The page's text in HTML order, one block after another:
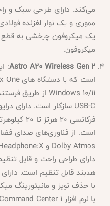
می‌کند. دارای طراحی سبک و
مموری و یک نوار لغزنده
یک میکروفون چرخشی به قطع
میکروفون.
Astro A20 Wireless Gen 2
:
دارای طراحی راحت و قابل
هدبند قابل تنظیم است.
با حذف نویز و مانیتورینگ
با نرم افزار Astro Command Center 1 سفارشی کرد.